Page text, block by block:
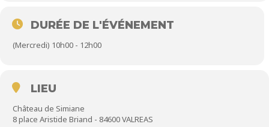
À partir de 8 ans / Gratuit
DURÉE DE L'ÉVÉNEMENT
(Mercredi) 10h00 - 12h00
LIEU
Château de Simiane
8 place Aristide Briand - 84600 VALREAS